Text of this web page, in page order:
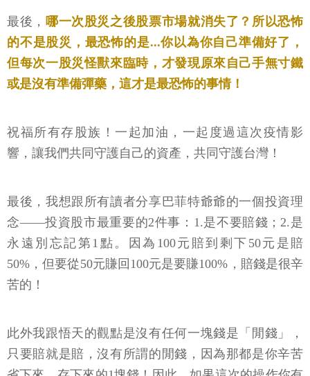
的不是股災，最恐怖的是...你以為你自己準備好了，
但每次一股災怪獸來臨時，才發現原來自己手無寸鐵
或是沒有準備彈藥，這才是最恐怖的事情！
響，讓我們共同守護自己的資產，共同守護台灣！
念——投資股市最重要的2件事：1.是不要賠錢；2.是
永遠別忘記第1點。因為100元賠到剩下50元是賠
50%，但要從50元賺回100元是要賺100%，賠錢是很辛
苦的！
只要賠就是賠，沒有所謂的閒錢，因為那都是你辛苦
省下來、存下來的1塊錢！因此，如果這次的操作你有